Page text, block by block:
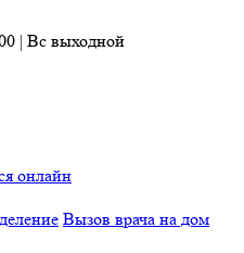
| Вс выходной
онлайн
Вызов врача на дом